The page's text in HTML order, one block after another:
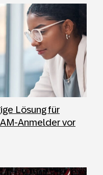
Lösung für
Anmelder vor